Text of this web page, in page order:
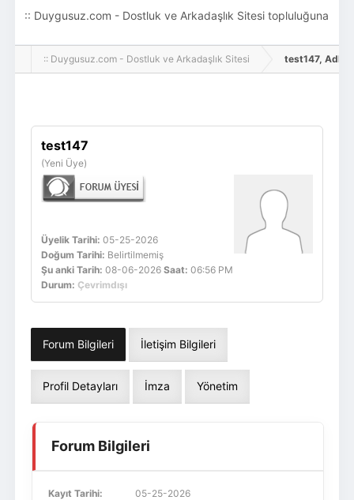
:: Duygusuz.com - Dostluk ve Arkadaşlık Sitesi topluluğuna
hoş geldin ziyaretçi! Aramıza katılmak istersen kayıt
:: Duygusuz.com - Dostluk ve Arkadaşlık Sitesi test147, Adlı
test147
(Yeni Üye)
Üyelik Tarihi: 05-25-2026
Doğum Tarihi: Belirtilmemiş
Şu anki Tarih: 08-06-2026 Saat: 06:56 PM
Durum: Çevrimdışı
Forum Bilgileri İletişim Bilgileri
Profil Detayları İmza Yönetim
Forum Bilgileri
Kayıt Tarihi: 05-25-2026